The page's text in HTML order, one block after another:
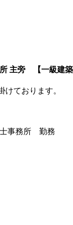
主旁 【一級建
ております。
士事務所 勤務